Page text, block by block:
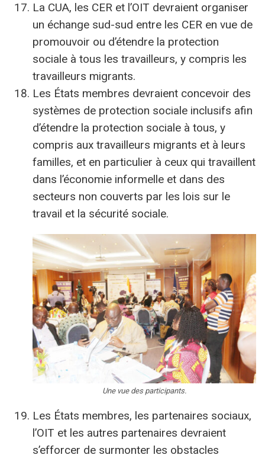
La CUA, les CER et l’OIT devraient organiser
un échange sud-sud entre les CER en vue de
promouvoir ou d’étendre la protection
sociale à tous les travailleurs, y compris les
travailleurs migrants.
Les États membres devraient concevoir des
systèmes de protection sociale inclusifs afin
d’étendre la protection sociale à tous, y
compris aux travailleurs migrants et à leurs
familles, et en particulier à ceux qui travaillent
dans l’économie informelle et dans des
secteurs non couverts par les lois sur le
travail et la sécurité sociale.
Une vue des participants.
Les États membres, les partenaires sociaux,
l’OIT et les autres partenaires devraient
s’efforcer de surmonter les obstacles